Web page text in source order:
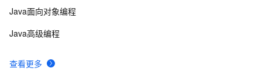
查看更多
Java面向对象编程
Java高级编程